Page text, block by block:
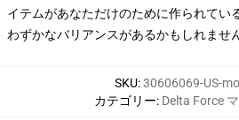
イテムがあなただけのために作られてい
わずかなバリアンスがあるかもしれませ
SKU:30606069-US-
カテゴリー: Delta Force